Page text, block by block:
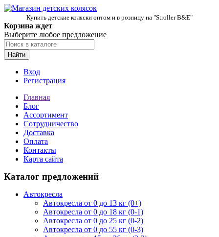
Купить детские коляски оптом и в розницу на "Stroller B&E"
Корзина ждет
Выберите любое предложение
Найти
Вход
Регистрация
Главная
Блог
Ассортимент
Сотрудничество
Доставка
Оплата
Контакты
Карта сайта
Каталог предложений
Автокресла
Автокресла от 0 до 13 кг (0+)
Автокресла от 0 до 18 кг (0-1)
Автокресла от 0 до 25 кг (0-2)
Автокресла от 0 до 55 кг (0-3)